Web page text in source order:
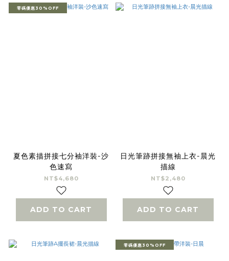
零碼優惠30%OFF
夏色素描拼接七分袖洋裝-沙
色速寫
NT$4,680
ADD TO CART
日光筆跡拼接無袖上衣-晨光
描線
NT$2,480
ADD TO CART
零碼優惠30%OFF